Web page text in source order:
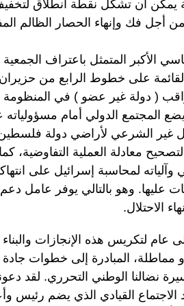
يمكن أن تشكل نقطة انطلاق
أجل فك وإنهاء الحصار الظالم
الأكبر المتمثل باعتراف الجمعية
( دولة غير عضو ) في المنظومة
المجتمع الدولي أمام مسؤولياته
غير الشرعي لأراضي دولة
معادلة العملية التفاوضية،
لمحاسبة إسرائيل على
عليها. وهو بالتالي يوفر عامل دعم
الاحتلال.
عام لتكريس هذه الإنجازات
مماطلة، المبادرة إلى خطوات جادة
نضالنا الوطني التحرري. لقد
القيادي الذي يضم رئيس